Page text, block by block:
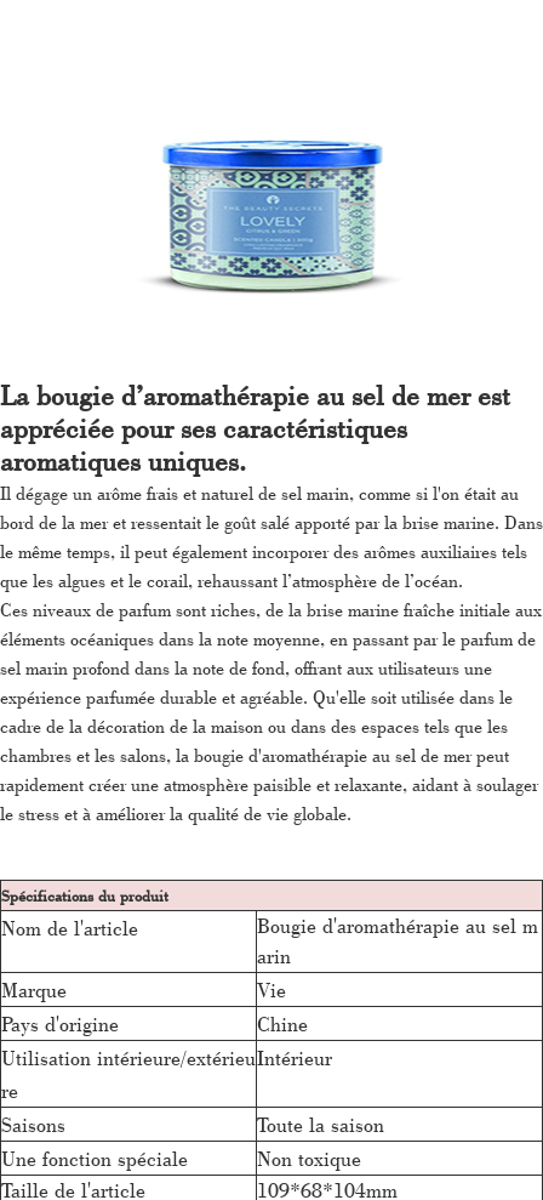
La bougie d’aromathérapie au sel de mer est
appréciée pour ses caractéristiques
aromatiques uniques.
Il dégage un arôme frais et naturel de sel marin, comme si l'on était au
bord de la mer et ressentait le goût salé apporté par la brise marine. Dans
le même temps, il peut également incorporer des arômes auxiliaires tels
que les algues et le corail, rehaussant l’atmosphère de l’océan.
Ces niveaux de parfum sont riches, de la brise marine fraîche initiale aux
éléments océaniques dans la note moyenne, en passant par le parfum de
sel marin profond dans la note de fond, offrant aux utilisateurs une
expérience parfumée durable et agréable. Qu'elle soit utilisée dans le
cadre de la décoration de la maison ou dans des espaces tels que les
chambres et les salons, la bougie d'aromathérapie au sel de mer peut
rapidement créer une atmosphère paisible et relaxante, aidant à soulager
le stress et à améliorer la qualité de vie globale.
Spécifications du produit
Nom de l'article
Bougie d'aromathérapie au sel m
arin
Marque
Vie
Pays d'origine
Chine
Utilisation intérieure/extérieu
re
Intérieur
Saisons
Toute la saison
Une fonction spéciale
Non toxique
Taille de l'article
109*68*104mm